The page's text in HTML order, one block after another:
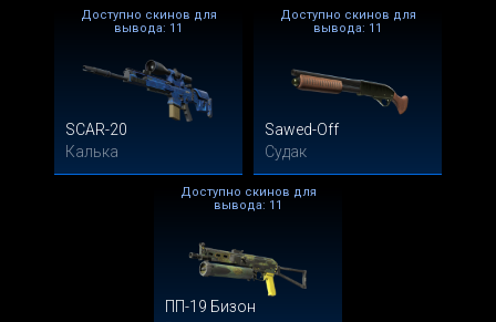
SCAR-20
Калька
Доступно скинов для
вывода: 11
Sawed-Off
Судак
Доступно скинов для
вывода: 11
ПП-19 Бизон
Доступно скинов для
вывода: 11